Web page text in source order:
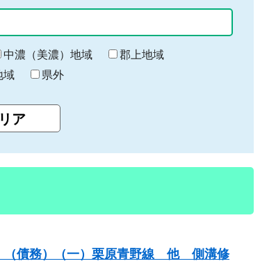
中濃（美濃）地域
郡上地域
域 県外
（債務）（一）栗原青野線 他 側溝修